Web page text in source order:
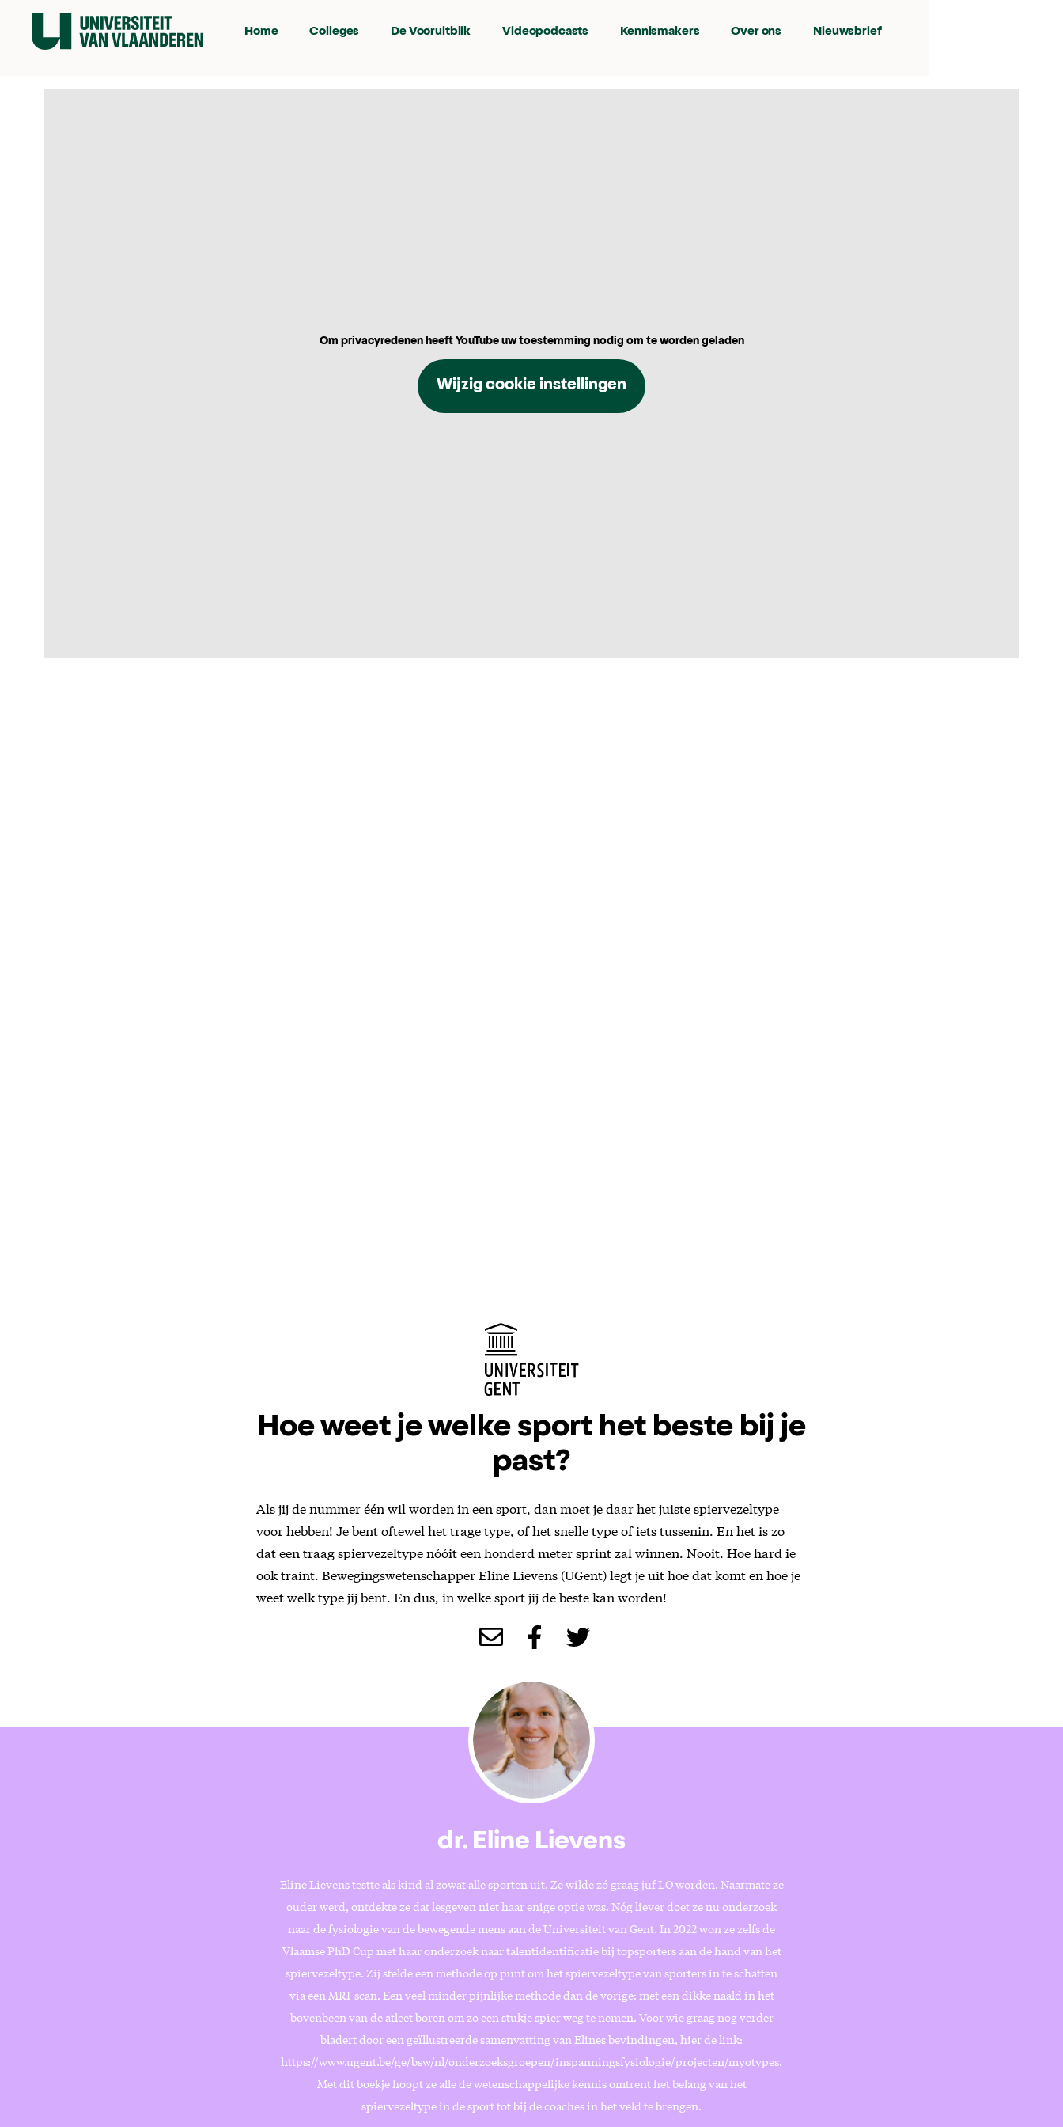
Home Colleges De Vooruitblik Videopodcasts Kennismakers Over ons Nieuwsbrief
Om privacyredenen heeft YouTube uw toestemming nodig om te worden geladen
Wijzig cookie instellingen
Hoe weet je welke sport het beste bij je
past?
Als jij de nummer één wil worden in een sport, dan moet je daar het juiste spiervezeltype
voor hebben! Je bent oftewel het trage type, of het snelle type of iets tussenin. En het is zo
dat een traag spiervezeltype nóóit een honderd meter sprint zal winnen. Nooit. Hoe hard ie
ook traint. Bewegingswetenschapper Eline Lievens (UGent) legt je uit hoe dat komt en hoe je
weet welk type jij bent. En dus, in welke sport jij de beste kan worden!
dr. Eline Lievens
Eline Lievens testte als kind al zowat alle sporten uit. Ze wilde zó graag juf LO worden. Naarmate ze
ouder werd, ontdekte ze dat lesgeven niet haar enige optie was. Nóg liever doet ze nu onderzoek
naar de fysiologie van de bewegende mens aan de Universiteit van Gent. In 2022 won ze zelfs de
Vlaamse PhD Cup met haar onderzoek naar talentidentificatie bij topsporters aan de hand van het
spiervezeltype. Zij stelde een methode op punt om het spiervezeltype van sporters in te schatten
via een MRI-scan. Een veel minder pijnlijke methode dan de vorige: met een dikke naald in het
bovenbeen van de atleet boren om zo een stukje spier weg te nemen. Voor wie graag nog verder
bladert door een geïllustreerde samenvatting van Elines bevindingen, hier de link:
https://www.ugent.be/ge/bsw/nl/onderzoeksgroepen/inspanningsfysiologie/projecten/myotypes.
Met dit boekje hoopt ze alle de wetenschappelijke kennis omtrent het belang van het
spiervezeltype in de sport tot bij de coaches in het veld te brengen.